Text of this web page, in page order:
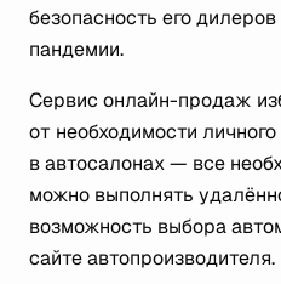
безопасность его
пандемии.
Сервис онлайн-продаж
от необходимости
в автосалонах — все
можно выполнять
возможность выбора
сайте автопроизводителя.